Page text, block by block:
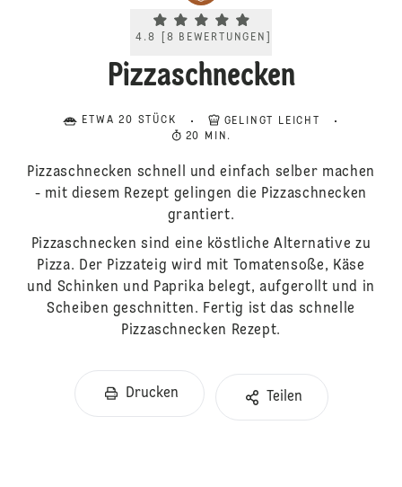
Current rating 4.8. Click to rate.
4.8 8 BEWERTUNGEN
Pizzaschnecken
ETWA 20 STÜCK
GELINGT LEICHT
20 MIN.
Pizzaschnecken schnell und einfach selber machen
- mit diesem Rezept gelingen die Pizzaschnecken
grantiert.
Pizzaschnecken sind eine köstliche Alternative zu
Pizza. Der Pizzateig wird mit Tomatensoße, Käse
und Schinken und Paprika belegt, aufgerollt und in
Scheiben geschnitten. Fertig ist das schnelle
Pizzaschnecken Rezept.
Drucken Teilen